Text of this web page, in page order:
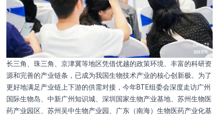
长三角、珠三角、京津冀等地区凭借优越的政策环境、丰富的科研资
源和完善的产业链条，已成为我国生物技术产业的核心创新极。为了
更好地满足产业链上下游的供需对接，今年BTE组委会深度走访广州
国际生物岛、中新广州知识城、深圳国家生物产业基地、苏州生物医
药产业园区、苏州吴中生物产业园、广东（南海）生物医药产业化基